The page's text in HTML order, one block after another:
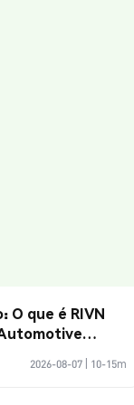
O que é RIVN
2026-08-07 10-15m